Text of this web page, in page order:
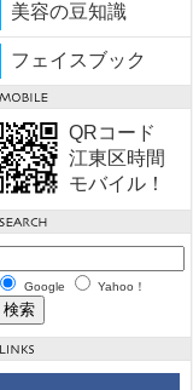
美容の豆知識
フェイスブック
QRコード
江東区時間
モバイル！
Google Yahoo！